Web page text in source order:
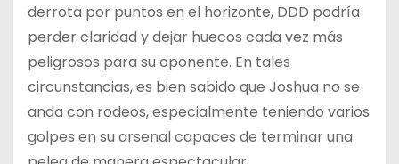
derrota por puntos en el horizonte, DDD podría
perder claridad y dejar huecos cada vez más
peligrosos para su oponente. En tales
circunstancias, es bien sabido que Joshua no se
anda con rodeos, especialmente teniendo varios
golpes en su arsenal capaces de terminar una